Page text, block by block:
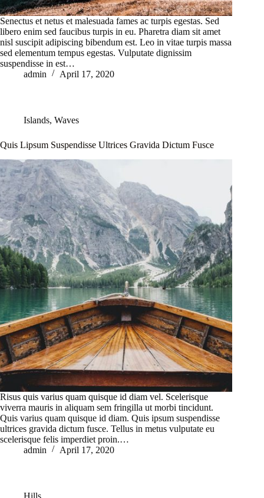
Senectus et netus et malesuada fames ac turpis egestas. Sed
libero enim sed faucibus turpis in eu. Pharetra diam sit amet
nisl suscipit adipiscing bibendum est. Leo in vitae turpis massa
sed elementum tempus egestas. Vulputate dignissim
suspendisse in est…
admin
April 17, 2020
Islands, Waves
Quis Lipsum Suspendisse Ultrices Gravida Dictum Fusce
Risus quis varius quam quisque id diam vel. Scelerisque
viverra mauris in aliquam sem fringilla ut morbi tincidunt.
Quis varius quam quisque id diam. Quis ipsum suspendisse
ultrices gravida dictum fusce. Tellus in metus vulputate eu
scelerisque felis imperdiet proin.…
admin
April 17, 2020
Hills